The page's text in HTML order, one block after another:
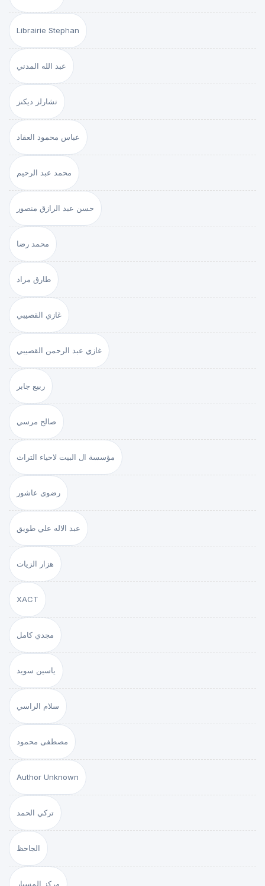
Librairie Stephan
عبد الله المدني
تشارلز ديكنز
عباس محمود العقاد
محمد عبد الرحيم
حسن عبد الرازق منصور
محمد رضا
طارق مراد
غازي القصيبي
غازي عبد الرحمن القصيبي
ربيع جابر
صالح مرسي
مؤسسة ال البيت لاحياء التراث
رضوى عاشور
عبد الاله علي طويق
هزار الزيات
XACT
مجدي كامل
ياسين سويد
سلام الراسي
مصطفى محمود
Author Unknown
تركي الحمد
الجاحظ
مركز المسبار